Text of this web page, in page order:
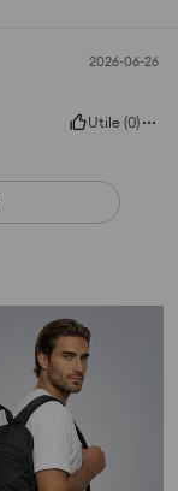
2026-06-26
Utile (0)